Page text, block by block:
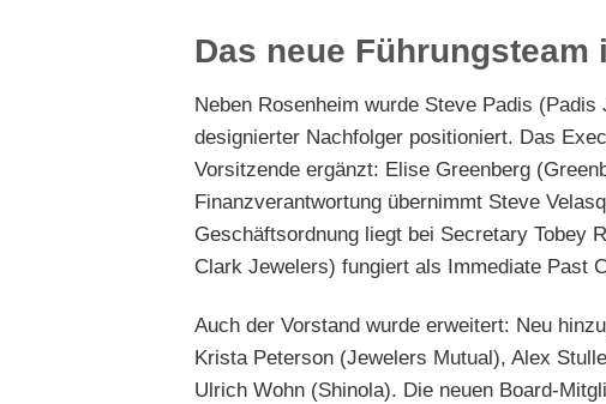
Das neue Führungsteam
Neben Rosenheim wurde Steve Padis
designierter Nachfolger positioniert. Das
Vorsitzende ergänzt: Elise Greenberg
Finanzverantwortung übernimmt Steve
Geschäftsordnung liegt bei Secretary Tobey
Clark Jewelers) fungiert als Immediate Past
Auch der Vorstand wurde erweitert: Neu
Krista Peterson (Jewelers Mutual), Alex
Ulrich Wohn (Shinola). Die neuen Board-